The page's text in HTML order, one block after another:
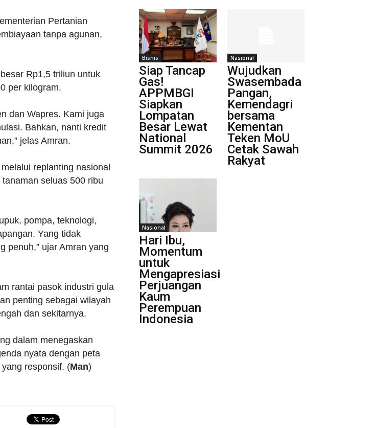
Pertanian
tanpa agunan,
Rp1,5 triliun untuk
per kilogram.
dan Wapres. Kami juga
Bahkan, nanti kredit
jelas Amran.
replanting nasional
seluas 500 ribu
pompa, teknologi,
Yang tidak
penuh,” ujar Amran yang
rantai pasok industri gula
penting sebagai wilayah
dan sekitarnya.
dalam menegaskan
nyata dengan peta
responsif. (Man)
Bisnis
Siap Tancap
Gas!
APPMBGI
Siapkan
Lompatan
Besar Lewat
National
Summit 2026
Nasional
Wujudkan
Swasembada
Pangan,
Kemendagri
bersama
Kementan
Teken MoU
Cetak Sawah
Rakyat
Nasional
Hari Ibu,
Momentum
untuk
Mengapresiasi
Perjuangan
Kaum
Perempuan
Indonesia